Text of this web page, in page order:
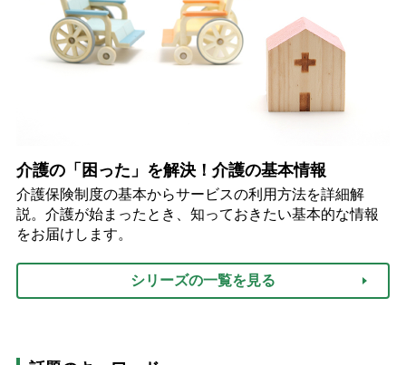
介護の「困った」を解決！介護の基本情報
介護保険制度の基本からサービスの利用方法を詳細解
説。介護が始まったとき、知っておきたい基本的な情報
をお届けします。
シリーズの一覧を見る